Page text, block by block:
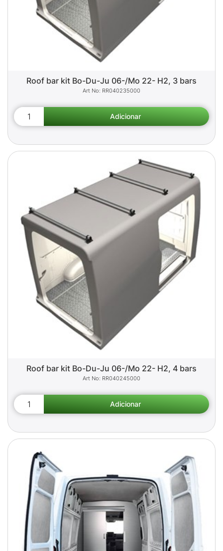
Roof bar kit Bo-Du-Ju 06-/Mo 22- H2, 3 bars
RR040235000
Roof bar kit Bo-Du-Ju 06-/Mo 22- H2, 4 bars
RR040245000